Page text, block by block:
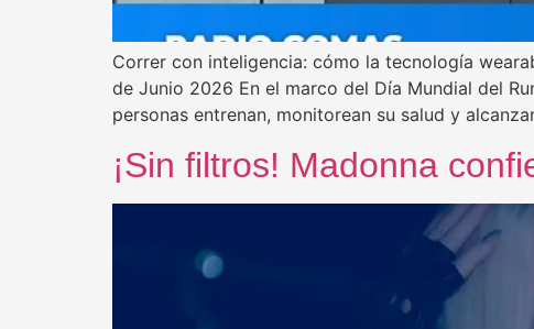
Correr con inteligencia: cómo la tecnología
de Junio 2026 En el marco del Día Mundial del
personas entrenan, monitorean su salud y
¡Sin filtros! Madonna